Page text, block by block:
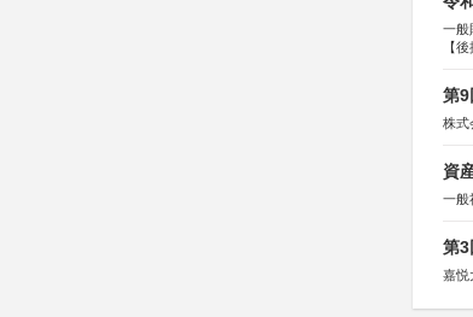
一般
【後
第9
株式
資
一般
第3
嘉悦